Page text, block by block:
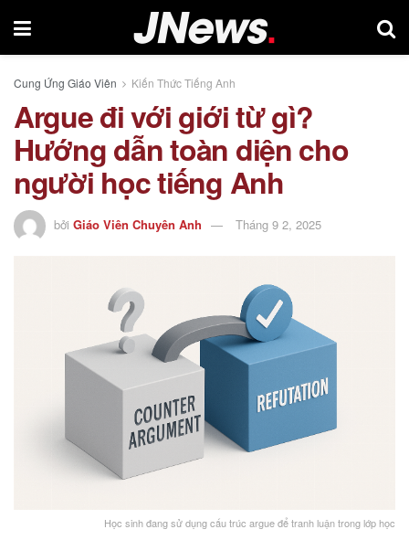
Cung Ứng Giáo Viên Kiến Thức Tiếng Anh
Argue đi với giới từ gì?
Hướng dẫn toàn diện cho
người học tiếng Anh
bởi Giáo Viên Chuyên Anh Tháng 9 2, 2025
Học sinh đang sử dụng cấu trúc argue để tranh luận trong lớp học